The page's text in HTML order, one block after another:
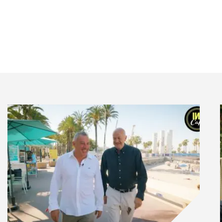
diverses pour faire émerger des insights
et impactant des métiers différents, des
une stimulation : des études universitaires menées
Télécom Paris) avec Fanvoice ont prouvé que
des informations plus riches, plus précises et
une “battle de points de vue” et à se remettre en
intérêt à la démarche. Pour créer cette
donc métisser les genres :